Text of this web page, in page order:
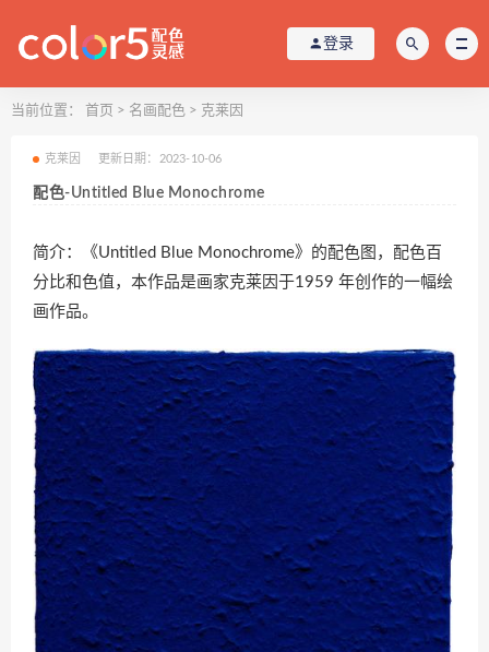
登录
当前位置： 首页 > 名画配色 > 克莱因
克莱因 更新日期：2023-10-06
配色-Untitled Blue Monochrome
简介：《Untitled Blue Monochrome》的配色图，配色百
分比和色值，本作品是画家克莱因于1959 年创作的一幅绘
画作品。